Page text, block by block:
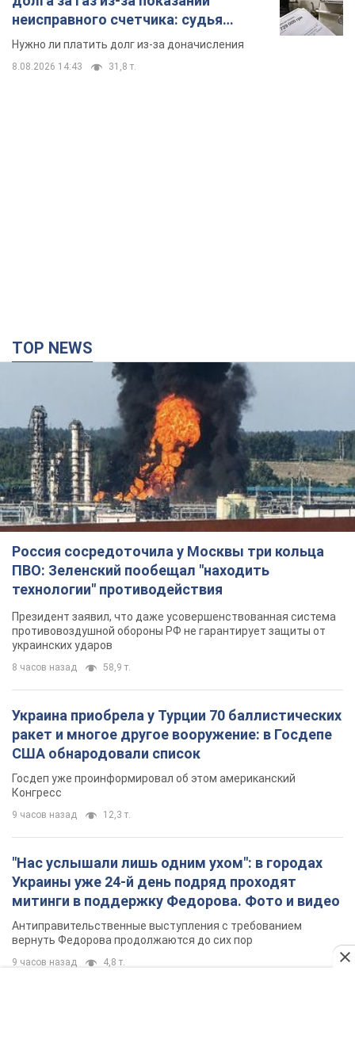
Президент заявил, что даже усовершенствованная система
противовоздушной обороны РФ не гарантирует защиты от
украинских ударов
58,9 т.
Украина приобрела у Турции 70 баллистических
ракет и многое другое вооружение: в Госдепе
США обнародовали список
Госдеп уже проинформировал об этом американский
Конгресс
9 часов назад
"Нас услышали лишь одним ухом": в городах
Украины уже 24-й день подряд проходят
митинги в поддержку Федорова. Фото и видео
Антиправительственные выступления с требованием
вернуть Федорова продолжаются до сих пор
9 часов назад 4,8 т.